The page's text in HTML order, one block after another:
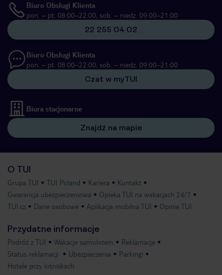
Biuro Obsługi Klienta
pon. – pt. 08:00–22:00, sob. – niedz. 09:00–21:00
22 255 04 02
Biuro Obsługi Klienta
pon. – pt. 08:00–22:00, sob. – niedz. 09:00–21:00
Czat w myTUI
Biura stacjonarne
Znajdź na mapie
O TUI
Grupa TUI TUI Poland Kariera
Kontakt
Gwarancja ubezpieczeniowa
Opieka TUI na wakacjach 24/7
TUI.cz
Dane osobowe Aplikacja mobilna TUI Opinie TUI
Przydatne informacje
Podróż z TUI Wakacje samolotem
Reklamacje
Status reklamacji
Ubezpieczenia
Parkingi
Hotele przy lotniskach